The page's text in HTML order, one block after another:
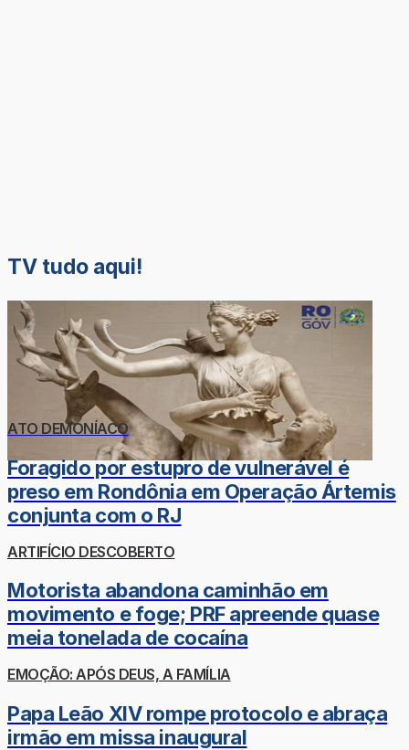
TV tudo aqui!
ATO DEMONÍACO
Foragido por estupro de vulnerável é
preso em Rondônia em Operação Ártemis
conjunta com o RJ
ARTIFÍCIO DESCOBERTO
Motorista abandona caminhão em
movimento e foge; PRF apreende quase
meia tonelada de cocaína
EMOÇÃO: APÓS DEUS, A FAMÍLIA
Papa Leão XIV rompe protocolo e abraça
irmão em missa inaugural